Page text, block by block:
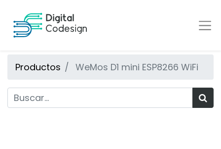
Productos WeMos D1 mini ESP8266 WiFi